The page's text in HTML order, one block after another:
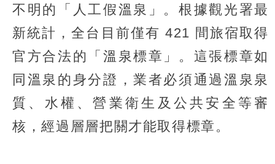
不明的「人工假溫泉」。根據觀光署最
新統計，全台目前僅有 421 間旅宿取得
官方合法的「溫泉標章」。這張標章如
同溫泉的身分證，業者必須通過溫泉泉
質、水權、營業衛生及公共安全等審
核，經過層層把關才能取得標章。